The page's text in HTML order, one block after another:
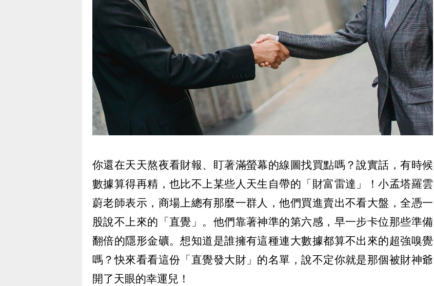
你還在天天熬夜看財報、盯著滿螢幕的線圖找買點嗎？說實話，有時候
數據算得再精，也比不上某些人天生自帶的「財富雷達」！小孟塔羅雲
蔚老師表示，商場上總有那麼一群人，他們買進賣出不看大盤，全憑一
股說不上來的「直覺」。他們靠著神準的第六感，早一步卡位那些準備
翻倍的隱形金礦。想知道是誰擁有這種連大數據都算不出來的超強嗅覺
嗎？快來看看這份「直覺發大財」的名單，說不定你就是那個被財神爺
開了天眼的幸運兒！